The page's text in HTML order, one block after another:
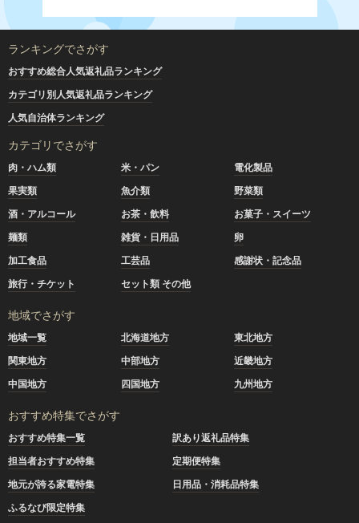
ランキングでさがす
おすすめ総合人気返礼品ランキング
カテゴリ別人気返礼品ランキング
人気自治体ランキング
カテゴリでさがす
肉・ハム類 米・パン
電化製品
果実類
魚介類
野菜類
酒・アルコール
お茶・飲料
お菓子・スイーツ
麺類
雑貨・日用品
卵
加工食品
工芸品
感謝状・記念品
旅行・チケット
セット類 その他
地域でさがす
地域一覧 北海道地方
東北地方
関東地方
中部地方
近畿地方
中国地方
四国地方 九州地方
おすすめ特集でさがす
おすすめ特集一覧
訳あり返礼品特集
担当者おすすめ特集
定期便特集
地元が誇る家電特集
日用品・消耗品特集
ふるなび限定特集